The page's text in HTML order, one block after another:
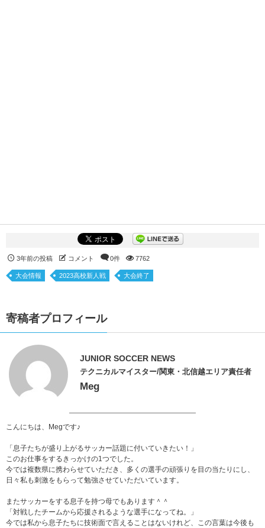
3年前の投稿 コメント 0件 7762
大会情報 2023高校新人戦 大会終了
寄稿者プロフィール
JUNIOR SOCCER NEWS
テクニカルマイスター/関東・北信越エリア責任者
Meg
こんにちは、Megです♪
「息子たちが盛り上がるサッカー話題に付いていきたい！」
このお仕事をするきっかけの1つでした。
今では複数県に携わらせていただき、多くの選手の頑張りを目の当たりにし、
日々私も刺激をもらって勉強させていただいています。
またサッカーをする息子を持つ母でもあります＾＾
「対戦したチームから応援されるような選手になってね。」
今では私から息子たちに技術面で言えることはないけれど、この言葉は今後も